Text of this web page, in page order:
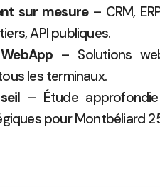
sur mesure– CRM,
API publiques.
– Solutions
les terminaux.
– Étude
pour Montbéliard